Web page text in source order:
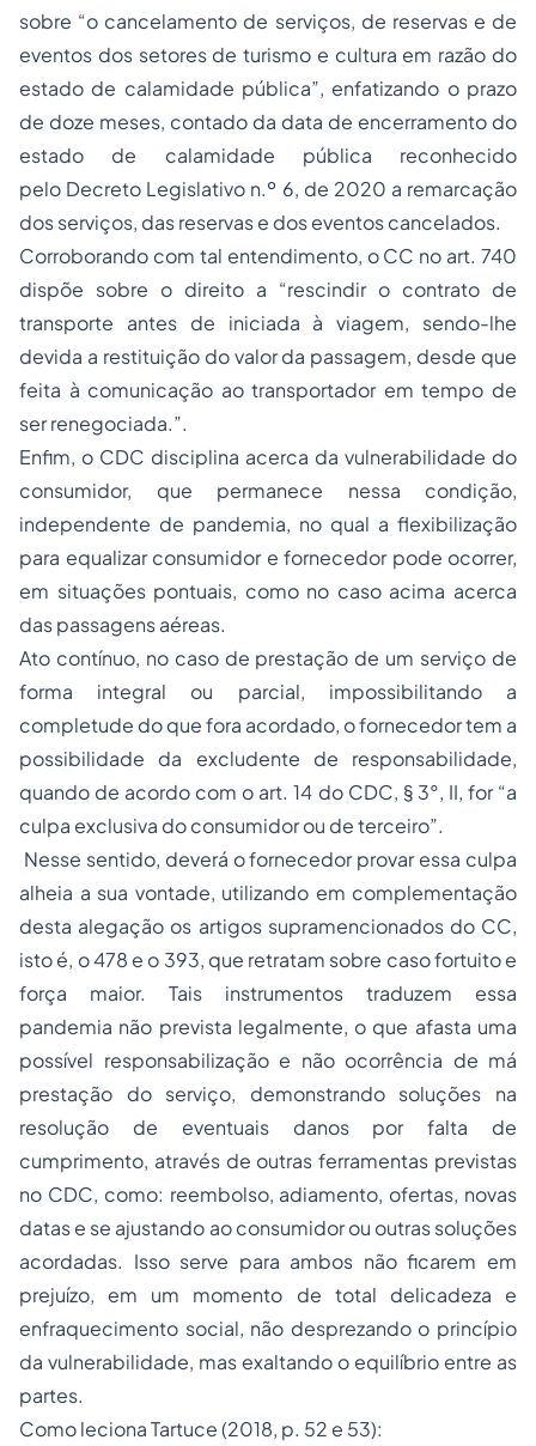
sobre “o cancelamento de serviços, de reservas e de
eventos dos setores de turismo e cultura em razão do
estado de calamidade pública”, enfatizando o prazo
de doze meses, contado da data de encerramento do
estado de calamidade pública reconhecido
pelo Decreto Legislativo n.º 6, de 2020 a remarcação
dos serviços, das reservas e dos eventos cancelados.
Corroborando com tal entendimento, o CC no art. 740
dispõe sobre o direito a “rescindir o contrato de
transporte antes de iniciada à viagem, sendo-lhe
devida a restituição do valor da passagem, desde que
feita à comunicação ao transportador em tempo de
ser renegociada.”.
Enfim, o CDC disciplina acerca da vulnerabilidade do
consumidor, que permanece nessa condição,
independente de pandemia, no qual a flexibilização
para equalizar consumidor e fornecedor pode ocorrer,
em situações pontuais, como no caso acima acerca
das passagens aéreas.
Ato contínuo, no caso de prestação de um serviço de
forma integral ou parcial, impossibilitando a
completude do que fora acordado, o fornecedor tem a
possibilidade da excludente de responsabilidade,
quando de acordo com o art. 14 do CDC, § 3°, II, for “a
culpa exclusiva do consumidor ou de terceiro”.
Nesse sentido, deverá o fornecedor provar essa culpa
alheia a sua vontade, utilizando em complementação
desta alegação os artigos supramencionados do CC,
isto é, o 478 e o 393, que retratam sobre caso fortuito e
força maior. Tais instrumentos traduzem essa
pandemia não prevista legalmente, o que afasta uma
possível responsabilização e não ocorrência de má
prestação do serviço, demonstrando soluções na
resolução de eventuais danos por falta de
cumprimento, através de outras ferramentas previstas
no CDC, como: reembolso, adiamento, ofertas, novas
datas e se ajustando ao consumidor ou outras soluções
acordadas. Isso serve para ambos não ficarem em
prejuízo, em um momento de total delicadeza e
enfraquecimento social, não desprezando o princípio
da vulnerabilidade, mas exaltando o equilíbrio entre as
partes.
Como leciona Tartuce (2018, p. 52 e 53):